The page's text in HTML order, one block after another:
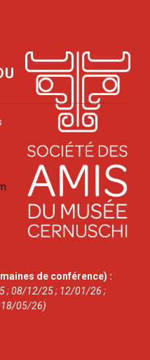
de conférence) :
; 08/12/25 ; 12/01/26 ;
05/26)